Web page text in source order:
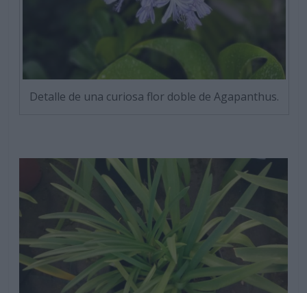
Detalle de una curiosa flor doble de Agapanthus.